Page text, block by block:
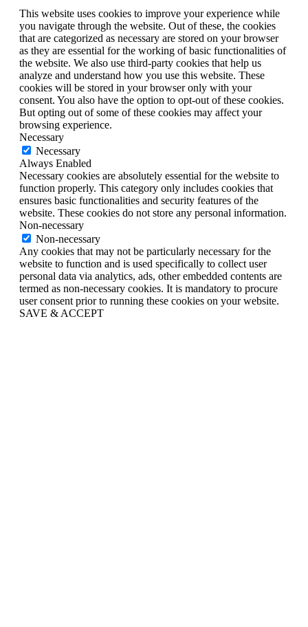
This website uses cookies to improve your experience while
you navigate through the website. Out of these, the cookies
that are categorized as necessary are stored on your browser
as they are essential for the working of basic functionalities of
the website. We also use third-party cookies that help us
analyze and understand how you use this website. These
cookies will be stored in your browser only with your
consent. You also have the option to opt-out of these cookies.
But opting out of some of these cookies may affect your
browsing experience.
Necessary
Necessary
Always Enabled
Necessary cookies are absolutely essential for the website to
function properly. This category only includes cookies that
ensures basic functionalities and security features of the
website. These cookies do not store any personal information.
Non-necessary
Non-necessary
Any cookies that may not be particularly necessary for the
website to function and is used specifically to collect user
personal data via analytics, ads, other embedded contents are
termed as non-necessary cookies. It is mandatory to procure
user consent prior to running these cookies on your website.
SAVE & ACCEPT